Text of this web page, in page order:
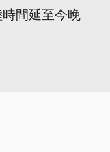
間延至今晚